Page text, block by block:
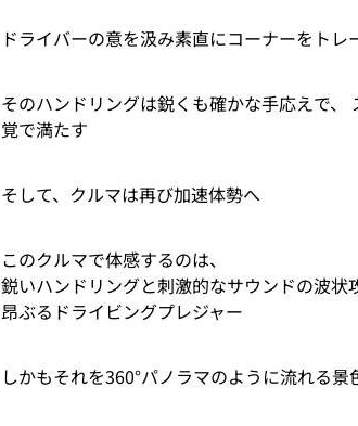
ドライバーの意を汲み素直にコーナーをトレ
そのハンドリングは鋭くも確かな手応えで
覚で満たす
そして、クルマは再び加速体勢へ
このクルマで体感するのは、
鋭いハンドリングと刺激的なサウンドの波状
昂ぶるドライビングプレジャー
しかもそれを360°パノラマのように流れる